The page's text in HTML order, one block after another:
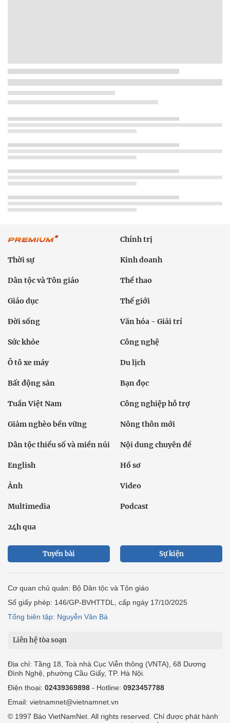
Chính trị
Thời sự Kinh doanh
Dân tộc và Tôn giáo Thể thao
Giáo dục Thế giới
Đời sống Văn hóa - Giải trí
Sức khỏe Công nghệ
Ô tô xe máy Du lịch
Bất động sản Bạn đọc
Tuần Việt Nam Công nghiệp hỗ trợ
Giảm nghèo bền vững Nông thôn mới
Dân tộc thiểu số và miền núi Nội dung chuyên đề
English Hồ sơ
Ảnh Video
Multimedia Podcast
24h qua
Tuyến bài Sự kiện
Cơ quan chủ quản: Bộ Dân tộc và Tôn giáo
Số giấy phép: 146/GP-BVHTTDL, cấp ngày 17/10/2025
Tổng biên tập: Nguyễn Văn Bá
Liên hệ tòa soạn
Địa chỉ: Tầng 18, Toà nhà Cục Viễn thông (VNTA), 68 Dương
Đình Nghệ, phường Cầu Giấy, TP. Hà Nội.
Điện thoại: 02439369898 - Hotline: 0923457788
Email: vietnamnet@vietnamnet.vn
© 1997 Báo VietNamNet. All rights reserved. Chỉ được phát hành